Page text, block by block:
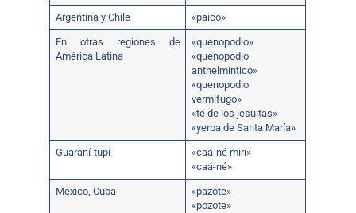
Argentina y Chile «paico»
En otras regiones de
América Latina
«quenopodio»
«quenopodio
anthelmíntico»
«quenopodio
vermífugo»
«té de los jesuitas»
«yerba de Santa María»
Guaraní-tupí
«caá-né mirí»
«caá-né»
México, Cuba
«pazote»
«pozote»